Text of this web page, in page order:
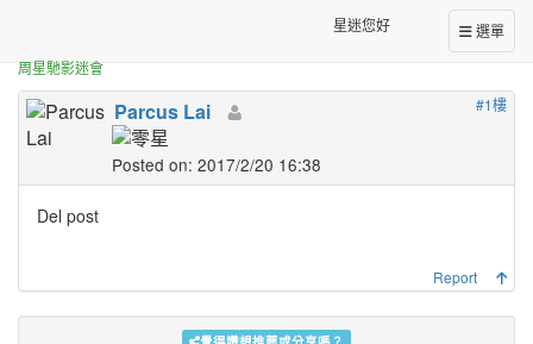
選單
星迷您好
周星馳影迷會
#1樓
Parcus Lai
Posted on: 2017/2/20 16:38
Del post
Report